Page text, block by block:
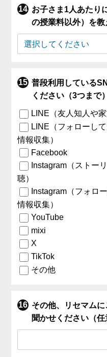
お子さま1人あたり
の授業料以外）を教
普段利用している
ください（3つまで）
LINE（友人知人や家
LINE（フォローし
情報収集）
Facebook
Instagram（ストー
聴）
Instagram（フォロ
情報収集）
YouTube
mixi
X
TikTok
その他
その他、リセマム
聞かせください（任